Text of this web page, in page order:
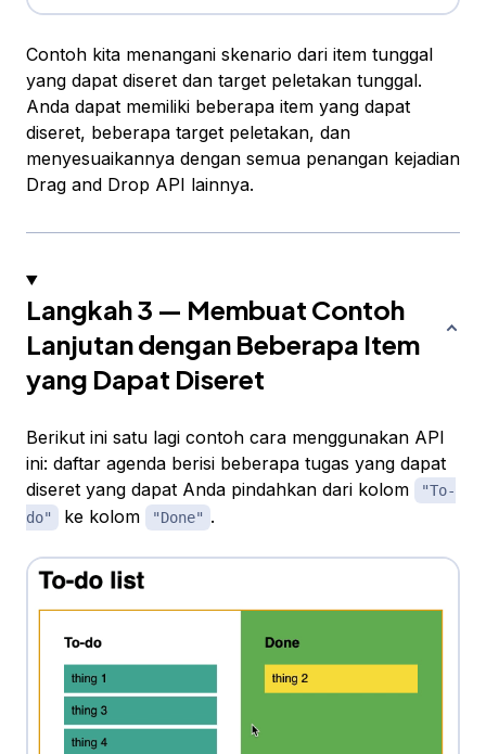
Contoh kita menangani skenario dari item tunggal
yang dapat diseret dan target peletakan tunggal.
Anda dapat memiliki beberapa item yang dapat
diseret, beberapa target peletakan, dan
menyesuaikannya dengan semua penangan kejadian
Drag and Drop API lainnya.
Langkah 3 — Membuat Contoh
Lanjutan dengan Beberapa Item
yang Dapat Diseret
Berikut ini satu lagi contoh cara menggunakan API
ini: daftar agenda berisi beberapa tugas yang dapat
diseret yang dapat Anda pindahkan dari kolom
"To-
do"
ke kolom "Done" .